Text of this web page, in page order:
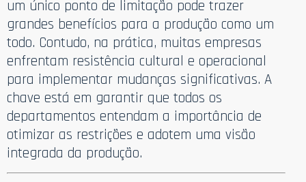
um único ponto de limitação pode trazer
grandes benefícios para a produção como um
todo. Contudo, na prática, muitas empresas
enfrentam resistência cultural e operacional
para implementar mudanças significativas. A
chave está em garantir que todos os
departamentos entendam a importância de
otimizar as restrições e adotem uma visão
integrada da produção.